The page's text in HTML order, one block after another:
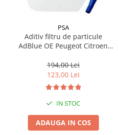
PSA
Aditiv filtru de particule
AdBlue OE Peugeot Citroen
194,00 Lei
123,00 Lei
IN STOC
ADAUGA IN COS